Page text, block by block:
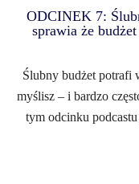
ODCINEK 7:
sprawia że
Ślubny budżet potrafi
myślisz – i bardzo
tym odcinku